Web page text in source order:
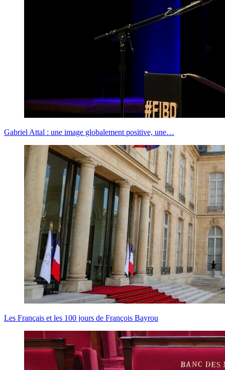
Gabriel Attal : une image globalement positive, une…
Les Français et les 100 jours de François Bayrou